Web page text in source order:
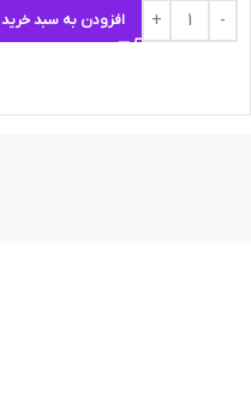
افزودن به سبد خرید